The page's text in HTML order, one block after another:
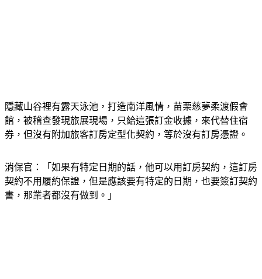
隱藏山谷裡有露天泳池，打造南洋風情，苗栗慈夢柔渡假會
館，被稽查發現旅展現場，只給這張訂金收據，來代替住宿
券，但沒有附加旅客訂房定型化契約，等於沒有訂房憑證。
消保官：「如果有特定日期的話，他可以用訂房契約，這訂房
契約不用履約保證，但是應該要有特定的日期，也要簽訂契約
書，那業者都沒有做到。」